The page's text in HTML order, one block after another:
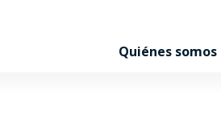
Quiénes somos